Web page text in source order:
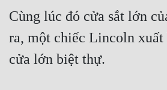
Cùng lúc đó cửa sắt lớn
ra, một chiếc Lincoln
cửa lớn biệt thự.